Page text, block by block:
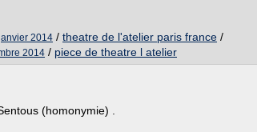
2014 / theatre de l'atelier paris france /
2014 / piece de theatre l atelier
(homonymie) .